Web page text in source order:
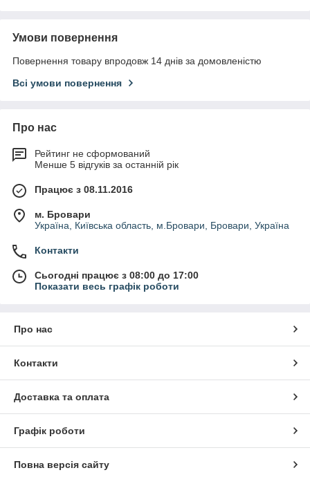
Умови повернення
Повернення товару впродовж 14 днів за домовленістю
Всі умови повернення
Про нас
Рейтинг не сформований
Менше 5 відгуків за останній рік
Працює з 08.11.2016
м. Бровари
Україна, Київська область, м.Бровари, Бровари, Україна
Контакти
Сьогодні працює з 08:00 до 17:00
Показати весь графік роботи
Про нас
Контакти
Доставка та оплата
Графік роботи
Повна версія сайту